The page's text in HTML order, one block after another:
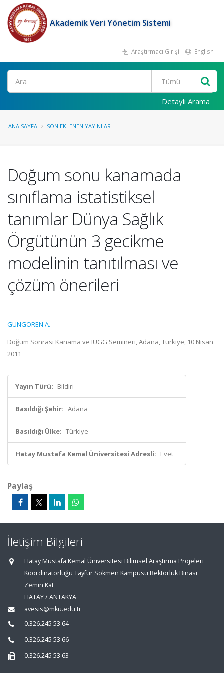
Akademik Veri Yönetim Sistemi
Araştırmacı Girişi English
Ara
Detaylı Arama
ANA SAYFA SON EKLENEN YAYINLAR
Doğum sonu kanamada
sınıflama istatistiksel
tanımlar Dünya Sağlık
Örgütünün 3 gecikme
modelinin tanıtılması ve
çözüm önerileri
GÜNGÖREN A.
Doğum Sonrası Kanama ve IUGG Semineri, Adana, Türkiye, 10 Nisan
2011
Yayın Türü: Bildiri
Basıldığı Şehir: Adana
Basıldığı Ülke: Türkiye
Hatay Mustafa Kemal Üniversitesi Adresli: Evet
Paylaş
İletişim Bilgileri
Hatay Mustafa Kemal Üniversitesi Bilimsel Araştırma Projeleri
Koordinatörlüğü Tayfur Sökmen Kampüsü Rektörlük Binası
Zemin Kat
HATAY / ANTAKYA
avesis@mku.edu.tr
0.326.245 53 64
0.326.245 53 66
0.326.245 53 63